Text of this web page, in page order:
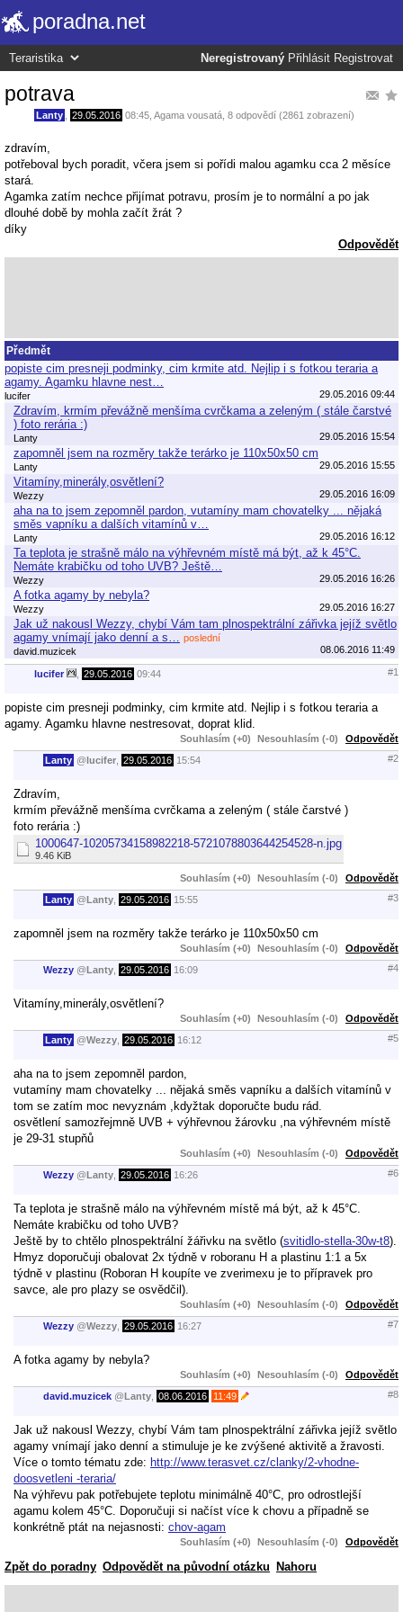
poradna.net
Neregistrovaný Přihlásit Registrovat
potrava
Lanty 29.05.2016 08:45 Agama vousatá , 8 odpovědí (2861 zobrazení)
zdravím,
potřeboval bych poradit, včera jsem si pořídi malou agamku cca 2 měsíce
stará.
Agamka zatím nechce přijímat potravu, prosím je to normální a po jak
dlouhé době by mohla začít žrát ?
díky
Odpovědět
Předmět
popiste cim presneji podminky, cim krmite atd. Nejlip i s fotkou teraria a
agamy. Agamku hlavne nest…
lucifer 29.05.2016 09:44
Zdravím, krmím převážně menšíma cvrčkama a zeleným ( stále čarstvé
) foto rerária :)
Lanty 29.05.2016 15:54
zapomněl jsem na rozměry takže terárko je 110x50x50 cm
Lanty 29.05.2016 15:55
Vitamíny,minerály,osvětlení?
Wezzy 29.05.2016 16:09
aha na to jsem zepomněl pardon, vutamíny mam chovatelky ... nějaká
směs vapníku a dalších vitamínů v…
Lanty 29.05.2016 16:12
Ta teplota je strašně málo na výhřevném místě má být, až k 45°C.
Nemáte krabičku od toho UVB? Ještě…
Wezzy 29.05.2016 16:26
A fotka agamy by nebyla?
Wezzy 29.05.2016 16:27
Jak už nakousl Wezzy, chybí Vám tam plnospektrální zářivka jejíž světlo
agamy vnímají jako denní a s…
poslední
david.muzicek
08.06.2016 11:49
lucifer 29.05.2016 09:44 #1
popiste cim presneji podminky, cim krmite atd. Nejlip i s fotkou teraria a
agamy. Agamku hlavne nestresovat, doprat klid.
Souhlasím (+0) Nesouhlasím (-0) Odpovědět
Lanty @lucifer 29.05.2016 15:54 #2
Zdravím,
krmím převážně menšíma cvrčkama a zeleným ( stále čarstvé )
foto rerária :)
1000647-10205734158982218-5721078803644254528-n.jpg
9.46 KiB
Souhlasím (+0) Nesouhlasím (-0) Odpovědět
Lanty @ Lanty 29.05.2016 15:55 #3
zapomněl jsem na rozměry takže terárko je 110x50x50 cm
Souhlasím (+0) Nesouhlasím (-0) Odpovědět
Wezzy @ Lanty 29.05.2016 16:09 #4
Vitamíny,minerály,osvětlení?
Souhlasím (+0) Nesouhlasím (-0) Odpovědět
Lanty @Wezzy 29.05.2016 16:12 #5
aha na to jsem zepomněl pardon,
vutamíny mam chovatelky ... nějaká směs vapníku a dalších vitamínů v
tom se zatím moc nevyznám ,kdyžtak doporučte budu rád.
osvětlení samozřejmně UVB + výhřevnou žárovku ,na výhřevném místě
je 29-31 stupňů
Souhlasím (+0) Nesouhlasím (-0) Odpovědět
Wezzy @ Lanty 29.05.2016 16:26 #6
Ta teplota je strašně málo na výhřevném místě má být, až k 45°C.
Nemáte krabičku od toho UVB?
Ještě by to chtělo plnospektrální žářivku na světlo (svitidlo-stella-30w-t8).
Hmyz doporučuji obalovat 2x týdně v roboranu H a plastinu 1:1 a 5x
týdně v plastinu (Roboran H koupíte ve zverimexu je to přípravek pro
savce, ale pro plazy se osvědčil).
Souhlasím (+0) Nesouhlasím (-0) Odpovědět
Wezzy @Wezzy 29.05.2016 16:27 #7
A fotka agamy by nebyla?
Souhlasím (+0) Nesouhlasím (-0) Odpovědět
david.muzicek @ Lanty 08.06.2016 11:49 #8
Jak už nakousl Wezzy, chybí Vám tam plnospektrální zářivka jejíž světlo
agamy vnímají jako denní a stimuluje je ke zvýšené aktivitě a žravosti.
Více o tomto tématu zde: http://www.terasvet.cz/clanky/2-vhodne-
doosvetleni -teraria/
Na výhřevu pak potřebujete teplotu minimálně 40°C, pro odrostlejší
agamu kolem 45°C. Doporučuji si načíst více k chovu a případně se
konkrétně ptát na nejasnosti: chov-agam
Souhlasím (+0) Nesouhlasím (-0) Odpovědět
Zpět do poradny Odpovědět na původní otázku Nahoru